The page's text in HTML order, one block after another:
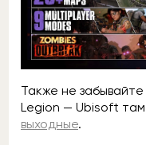
Также не
Legion — Ubisoft
выходные.